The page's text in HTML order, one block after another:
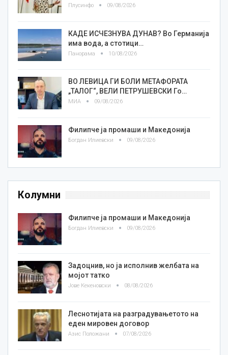
Плусинфо 09/08/2026
КАДЕ ИСЧЕЗНУВА ДУНАВ? Во Германија
има вода, а стотици…
Панорама 10/08/2026
ВО ЛЕВИЦА ГИ БОЛИ МЕТАФОРАТА
„ТАЛОГ“, ВЕЛИ ПЕТРУШЕВСКИ Го…
МИА 09/08/2026
Филипче ја промаши и Македонија
Богдан Илиевски 09/08/2026
Колумни
Филипче ја промаши и Македонија
Богдан Илиевски 09/08/2026
Задоцнив, но ја исполнив желбата на
мојот татко
Јове Кекеновски 08/08/2026
Леснотијата на разградувањетото на
еден мировен договор
Азис Положани 07/08/2026